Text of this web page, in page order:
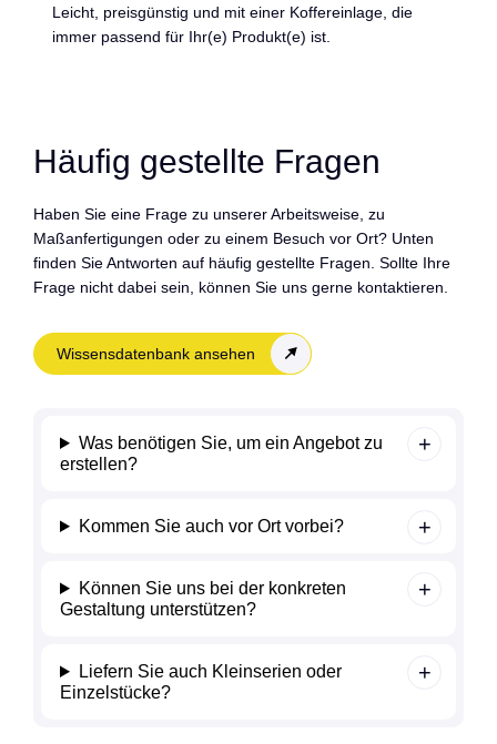
Leicht, preisgünstig und mit einer Koffereinlage, die
immer passend für Ihr(e) Produkt(e) ist.
Häufig gestellte Fragen
Haben Sie eine Frage zu unserer Arbeitsweise, zu
Maßanfertigungen oder zu einem Besuch vor Ort? Unten
finden Sie Antworten auf häufig gestellte Fragen. Sollte Ihre
Frage nicht dabei sein, können Sie uns gerne kontaktieren.
Wissensdatenbank ansehen
Was benötigen Sie, um ein Angebot zu
erstellen?
Kommen Sie auch vor Ort vorbei?
Können Sie uns bei der konkreten
Gestaltung unterstützen?
Liefern Sie auch Kleinserien oder
Einzelstücke?